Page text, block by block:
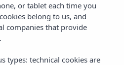
Hotel
or tablet each time you
belong to us, and
companies that provide
types: technical cookies are